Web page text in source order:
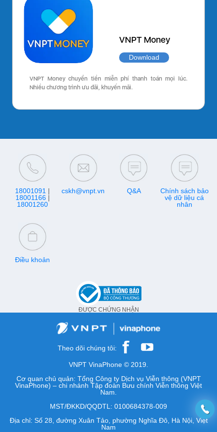
VNPT Money
Download
VNPT Money chuyển tiền miễn phí thanh toán mọi lúc.
Nhiều chương trình ưu đãi, khuyến mãi.
18001091 |
18001166|
18001260
cskh@vnpt.vn Q&A
Chính sách bảo
vệ dữ liệu cá
nhân
Điều khoản
ĐƯỢC CHỨNG NHẬN
Theo dõi chúng tôi:
VNPT VinaPhone © 2019.
Cơ quan chủ quản: Tổng Công ty Dịch vụ Viễn thông (VNPT
VinaPhone) – chi nhánh Tập đoàn Bưu chính Viễn thông Việt
Nam.
MST/ĐKKD/QQDTL: 0100684378-009
Địa chỉ: Số 28, đường Xuân Tảo, phường Nghĩa Đô, Hà Nội, Việt
Nam